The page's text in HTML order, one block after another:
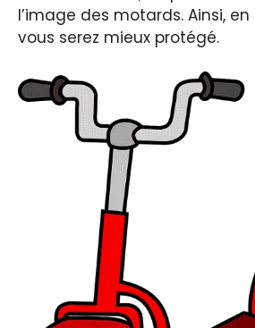
l’image des motards. Ainsi,
vous serez mieux protégé.